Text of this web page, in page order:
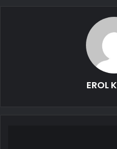
EROL